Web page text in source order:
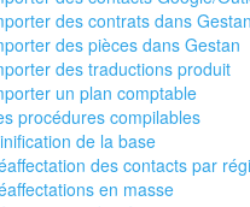
des contrats dans Gestan
des pièces dans Gestan
des traductions produit
un plan comptable
procédures compilables
de la base
des contacts par
en masse